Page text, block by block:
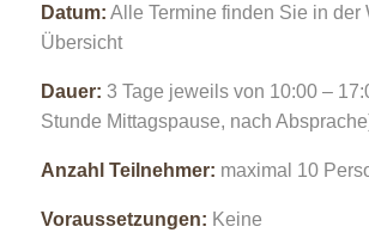
Datum: Alle Termine finden Sie in der
Übersicht
Dauer: 3 Tage jeweils von 10:00 –
Stunde Mittagspause, nach
Anzahl Teilnehmer: maximal 10
Voraussetzungen: Keine